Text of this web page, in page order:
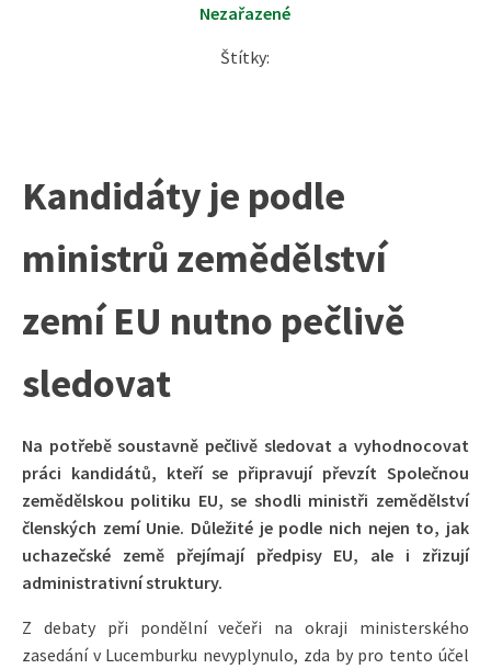
Nezařazené
Štítky:
Kandidáty je podle
ministrů zemědělství
zemí EU nutno pečlivě
sledovat
Na potřebě soustavně pečlivě sledovat a vyhodnocovat
práci kandidátů, kteří se připravují převzít Společnou
zemědělskou politiku EU, se shodli ministři zemědělství
členských zemí Unie. Důležité je podle nich nejen to, jak
uchazečské země přejímají předpisy EU, ale i zřizují
administrativní struktury.
Z debaty při pondělní večeři na okraji ministerského
zasedání v Lucemburku nevyplynulo, zda by pro tento účel